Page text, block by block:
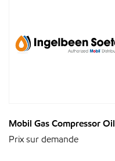
Mobil Gas Compressor Oil
Prix sur demande